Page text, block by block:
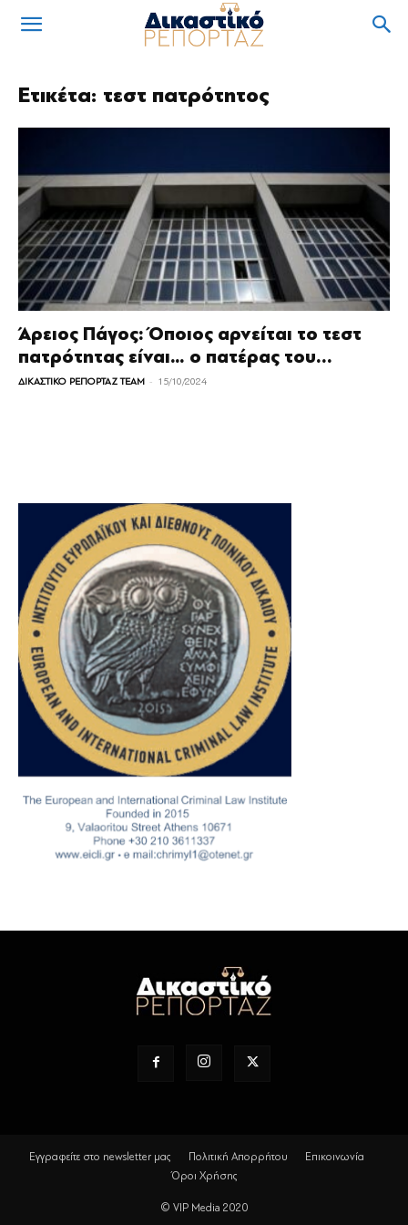
Ετικέτα: τεστ πατρότητος
Άρειος Πάγος: Όποιος αρνείται το τεστ
πατρότητας είναι… ο πατέρας του...
ΔΙΚΑΣΤΙΚΟ ΡΕΠΟΡΤΑΖ TEAM - 15/10/2024
Εγγραφείτε στο newsletter μας Πολιτική Απορρήτου
Επικοινωνία
Όροι Χρήσης
© VIP Media 2020